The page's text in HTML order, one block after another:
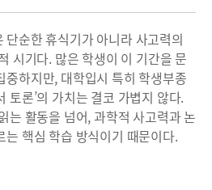
순한 휴식기가 아니라 사고력의
시기다. 많은 학생이 이 기간을 문
중하지만, 대학입시 특히 학생부종
토론’의 가치는 결코 가볍지 않다.
는 활동을 넘어, 과학적 사고력과 논
는 핵심 학습 방식이기 때문이다.